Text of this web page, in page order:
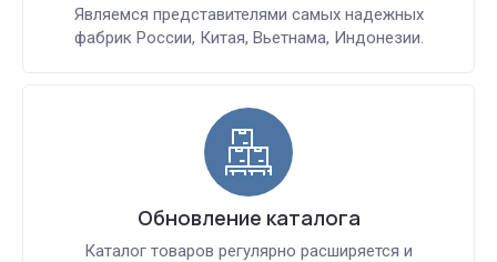
Являемся представителями самых надежных
фабрик России, Китая, Вьетнама, Индонезии.
Обновление каталога
Каталог товаров регулярно расширяется и